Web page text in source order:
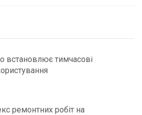
встановлює тимчасові
ремонтних робіт на